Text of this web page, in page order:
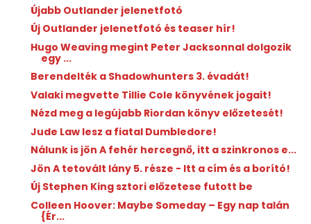
Újabb Outlander jelenetfotó
Új Outlander jelenetfotó és teaser hír!
Hugo Weaving megint Peter Jacksonnal dolgozik
egy ...
Berendelték a Shadowhunters 3. évadát!
Valaki megvette Tillie Cole könyvének jogait!
Nézd meg a legújabb Riordan könyv előzetesét!
Jude Law lesz a fiatal Dumbledore!
Nálunk is jön A fehér hercegnő, itt a szinkronos e...
Jön A tetovált lány 5. része - Itt a cím és a borító!
Új Stephen King sztori előzetese futott be
Colleen Hoover: Maybe ​Someday – Egy nap talán
{Ér...